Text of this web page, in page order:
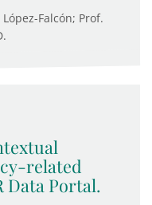
Falcón; Prof.
related
Data Portal.